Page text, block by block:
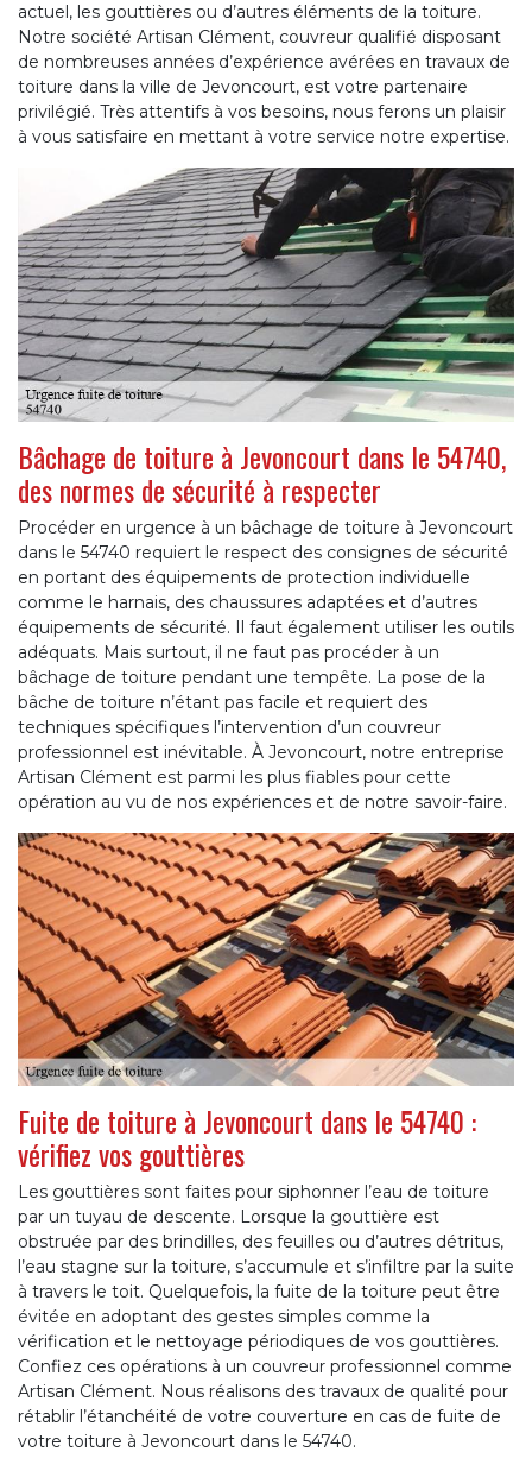
actuel, les gouttières ou d’autres éléments de la toiture.
Notre société Artisan Clément, couvreur qualifié disposant
de nombreuses années d’expérience avérées en travaux de
toiture dans la ville de Jevoncourt, est votre partenaire
privilégié. Très attentifs à vos besoins, nous ferons un plaisir
à vous satisfaire en mettant à votre service notre expertise.
Bâchage de toiture à Jevoncourt dans le 54740,
des normes de sécurité à respecter
Procéder en urgence à un bâchage de toiture à Jevoncourt
dans le 54740 requiert le respect des consignes de sécurité
en portant des équipements de protection individuelle
comme le harnais, des chaussures adaptées et d’autres
équipements de sécurité. Il faut également utiliser les outils
adéquats. Mais surtout, il ne faut pas procéder à un
bâchage de toiture pendant une tempête. La pose de la
bâche de toiture n’étant pas facile et requiert des
techniques spécifiques l’intervention d’un couvreur
professionnel est inévitable. À Jevoncourt, notre entreprise
Artisan Clément est parmi les plus fiables pour cette
opération au vu de nos expériences et de notre savoir-faire.
Fuite de toiture à Jevoncourt dans le 54740 :
vérifiez vos gouttières
Les gouttières sont faites pour siphonner l’eau de toiture
par un tuyau de descente. Lorsque la gouttière est
obstruée par des brindilles, des feuilles ou d’autres détritus,
l’eau stagne sur la toiture, s’accumule et s’infiltre par la suite
à travers le toit. Quelquefois, la fuite de la toiture peut être
évitée en adoptant des gestes simples comme la
vérification et le nettoyage périodiques de vos gouttières.
Confiez ces opérations à un couvreur professionnel comme
Artisan Clément. Nous réalisons des travaux de qualité pour
rétablir l’étanchéité de votre couverture en cas de fuite de
votre toiture à Jevoncourt dans le 54740.